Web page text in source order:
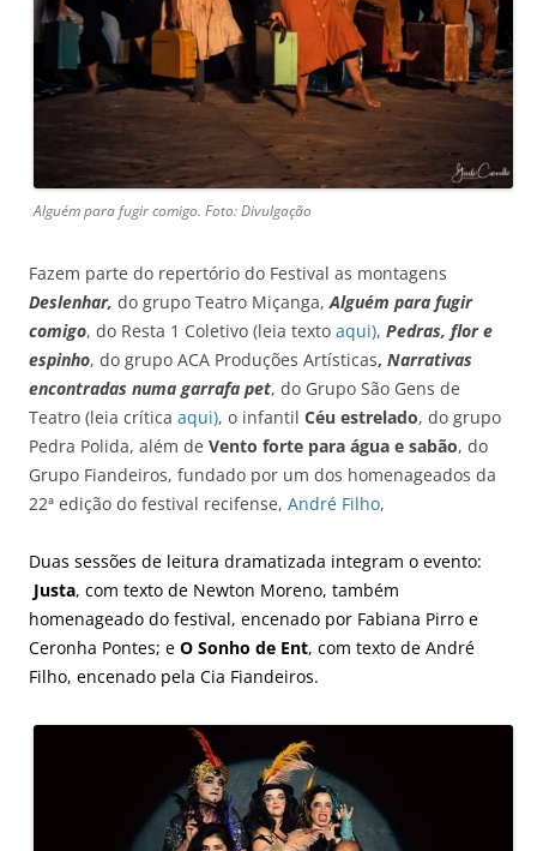
Alguém para fugir comigo. Foto: Divulgação
Fazem parte do repertório do Festival as montagens
Deslenhar, do grupo Teatro Miçanga, Alguém para fugir
comigo, do Resta 1 Coletivo (leia texto aqui), Pedras, flor e
espinho, do grupo ACA Produções Artísticas, Narrativas
encontradas numa garrafa pet, do Grupo São Gens de
Teatro (leia crítica aqui), o infantil Céu estrelado, do grupo
Pedra Polida, além de Vento forte para água e sabão, do
Grupo Fiandeiros, fundado por um dos homenageados da
22ª edição do festival recifense, André Filho,
Duas sessões de leitura dramatizada integram o evento:
Justa, com texto de Newton Moreno, também
homenageado do festival, encenado por Fabiana Pirro e
Ceronha Pontes; e O Sonho de Ent, com texto de André
Filho, encenado pela Cia Fiandeiros.